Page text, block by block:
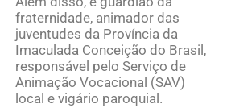
fraternidade, animador das
juventudes da Província da
Imaculada Conceição do Brasil,
responsável pelo Serviço de
Animação Vocacional (SAV)
local e vigário paroquial.